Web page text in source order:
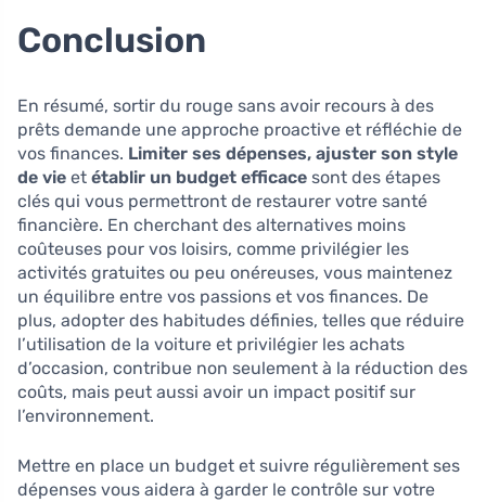
Conclusion
En résumé, sortir du rouge sans avoir recours à des
prêts demande une approche proactive et réfléchie de
vos finances. Limiter ses dépenses, ajuster son style
de vie et établir un budget efficace sont des étapes
clés qui vous permettront de restaurer votre santé
financière. En cherchant des alternatives moins
coûteuses pour vos loisirs, comme privilégier les
activités gratuites ou peu onéreuses, vous maintenez
un équilibre entre vos passions et vos finances. De
plus, adopter des habitudes définies, telles que réduire
l’utilisation de la voiture et privilégier les achats
d’occasion, contribue non seulement à la réduction des
coûts, mais peut aussi avoir un impact positif sur
l’environnement.
Mettre en place un budget et suivre régulièrement ses
dépenses vous aidera à garder le contrôle sur votre